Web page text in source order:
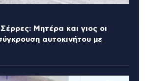
Μητέρα και γιος οι
αυτοκινήτου με